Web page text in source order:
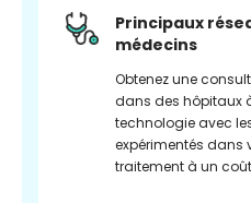
Principaux
médecins
Obtenez une
dans des hôpitaux
technologie avec
expérimentés dans
traitement à un